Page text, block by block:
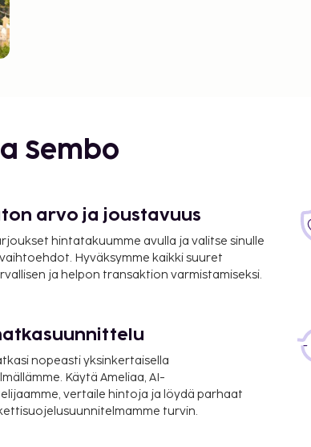
Sembo
arvo ja joustavuus
hintatakuumme avulla ja valitse sinulle
Hyväksymme kaikki suuret
ja helpon transaktion varmistamiseksi.
nopeasti yksinkertaisella
Käytä Ameliaa, AI-
vertaile hintoja ja löydä parhaat
turvin.